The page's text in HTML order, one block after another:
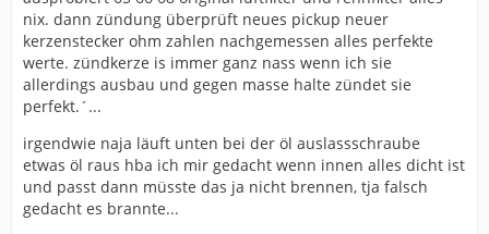
nix. dann zündung überprüft neues pickup neuer
kerzenstecker ohm zahlen nachgemessen alles perfekte
werte. zündkerze is immer ganz nass wenn ich sie
allerdings ausbau und gegen masse halte zündet sie
perfekt.´...
irgendwie naja läuft unten bei der öl auslassschraube
etwas öl raus hba ich mir gedacht wenn innen alles dicht ist
und passt dann müsste das ja nicht brennen, tja falsch
gedacht es brannte...